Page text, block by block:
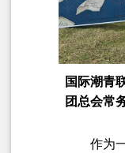
国际潮青
团总会常
作为